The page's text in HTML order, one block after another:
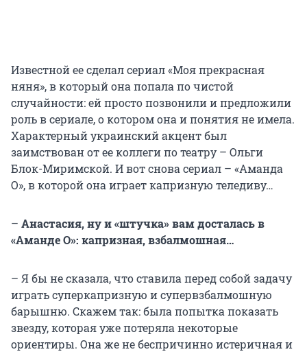
Известной ее сделал сериал «Моя прекрасная
няня», в который она попала по чистой
случайности: ей просто позвонили и предложили
роль в сериале, о котором она и понятия не имела.
Характерный украинский акцент был
заимствован от ее коллеги по театру – Ольги
Блок-Миримской. И вот снова сериал – «Аманда
О», в которой она играет капризную теледиву…
– Анастасия, ну и «штучка» вам досталась в
«Аманде О»: капризная, взбалмошная…
– Я бы не сказала, что ставила перед собой задачу
играть суперкапризную и супервзбалмошную
барышню. Скажем так: была попытка показать
звезду, которая уже потеряла некоторые
ориентиры. Она же не беспричинно истеричная и